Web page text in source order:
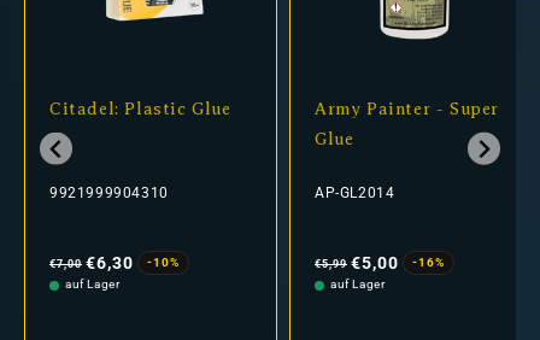
Citadel: Plastic Glue
9921999904310
Preis
€7,00 €6,30
-10%
auf Lager
Army Painter - Super
Glue
AP-GL2014
Preis
€5,99 €5,00
-16%
auf Lager